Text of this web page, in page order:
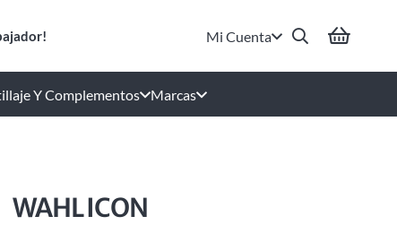
Mi Cuenta
Y Complementos Marcas
WAHL ICON